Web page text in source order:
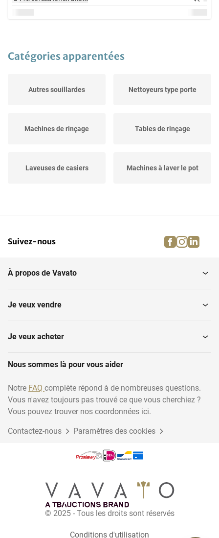
Catégories apparentées
Autres souillardes Nettoyeurs type porte
Machines de rinçage Tables de rinçage
Laveuses de casiers Machines à laver le pot
Suivez-nous facebook
À propos de Vavato
Je veux vendre
Je veux acheter
Nous sommes là pour vous aider
Notre FAQ complète répond à de nombreuses questions.
Vous n'avez toujours pas trouvé ce que vous cherchiez ?
Vous pouvez trouver nos coordonnées ici.
Contactez-nous Paramètres des cookies
© 2025 - Tous les droits sont réservés
Conditions d'utilisation